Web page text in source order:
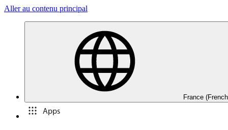
Aller au contenu principal
France
Apps